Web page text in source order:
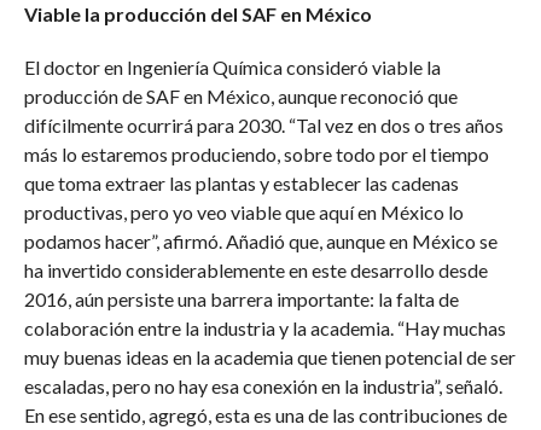
Viable la producción del SAF en México
El doctor en Ingeniería Química consideró viable la
producción de SAF en México, aunque reconoció que
difícilmente ocurrirá para 2030. “Tal vez en dos o tres años
más lo estaremos produciendo, sobre todo por el tiempo
que toma extraer las plantas y establecer las cadenas
productivas, pero yo veo viable que aquí en México lo
podamos hacer”, afirmó. Añadió que, aunque en México se
ha invertido considerablemente en este desarrollo desde
2016, aún persiste una barrera importante: la falta de
colaboración entre la industria y la academia. “Hay muchas
muy buenas ideas en la academia que tienen potencial de ser
escaladas, pero no hay esa conexión en la industria”, señaló.
En ese sentido, agregó, esta es una de las contribuciones de